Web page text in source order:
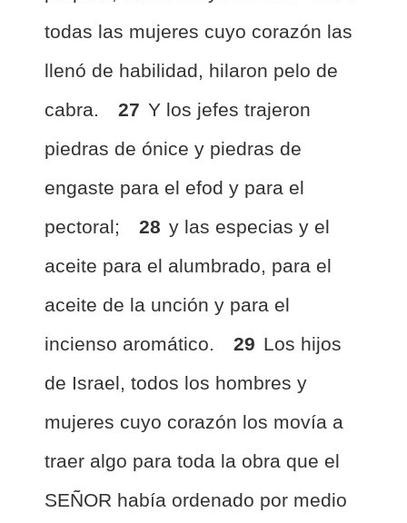
todas las mujeres cuyo corazón las
llenó de habilidad, hilaron pelo de
cabra.
27 Y los jefes trajeron
piedras de ónice y piedras de
engaste para el efod y para el
pectoral;
28 y las especias y el
aceite para el alumbrado, para el
aceite de la unción y para el
incienso aromático.
29 Los hijos
de Israel, todos los hombres y
mujeres cuyo corazón los movía a
traer algo para toda la obra que el
SEÑOR había ordenado por medio